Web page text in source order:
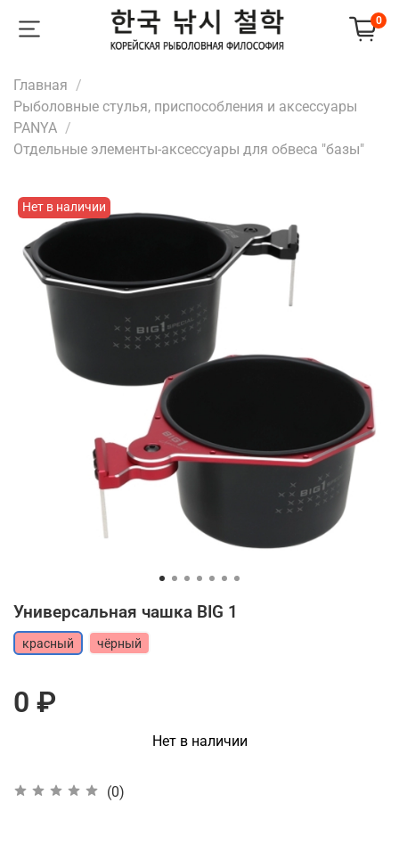
0
Главная
Рыболовные стулья, приспособления и аксессуары
PANYA
Отдельные элементы-аксессуары для обвеса "базы"
Нет в наличии
Универсальная чашка BIG 1
(0)
красный чёрный
0 ₽
Нет в наличии